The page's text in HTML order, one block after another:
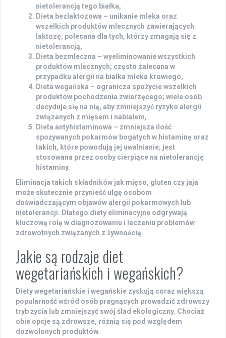
nietolerancją tego białka,
Dieta bezlaktozowa – unikanie mleka oraz
wszelkich produktów mlecznych zawierających
laktozę; polecana dla tych, którzy zmagają się z
nietolerancją,
Dieta bezmleczna – wyeliminowanie wszystkich
produktów mlecznych; często zalecana w
przypadku alergii na białka mleka krowiego,
Dieta wegańska – ogranicza spożycie wszelkich
produktów pochodzenia zwierzęcego; wiele osób
decyduje się na nią, aby zmniejszyć ryzyko alergii
związanych z mięsem i nabiałem,
Dieta antyhistaminowa – zmniejsza ilość
spożywanych pokarmów bogatych w histaminę oraz
takich, które powodują jej uwalnianie; jest
stosowana przez osoby cierpiące na nietolerancję
histaminy.
Eliminacja takich składników jak mięso, gluten czy jaja
może skutecznie przynieść ulgę osobom
doświadczającym objawów alergii pokarmowych lub
nietolerancji. Dlatego diety eliminacyjne odgrywają
kluczową rolę w diagnozowaniu i leczeniu problemów
zdrowotnych związanych z żywnością.
Jakie są rodzaje diet
wegetariańskich i wegańskich?
Diety wegetariańskie i wegańskie zyskują coraz większą
popularność wśród osób pragnących prowadzić zdrowszy
tryb życia lub zmniejszyć swój ślad ekologiczny. Chociaż
obie opcje są zdrowsze, różnią się pod względem
dozwolonych produktów.